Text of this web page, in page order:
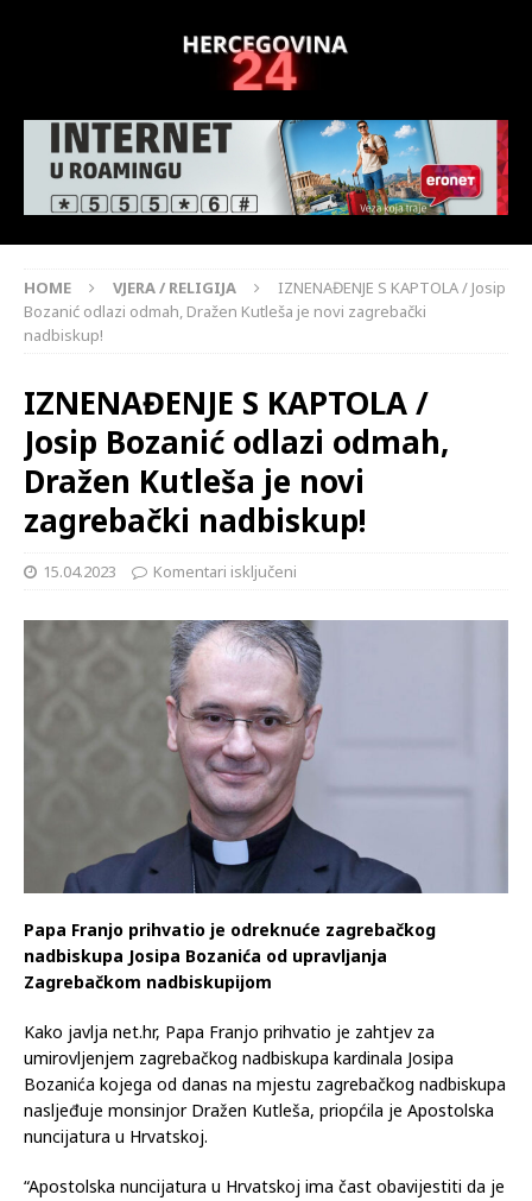
HOME VJERA / RELIGIJA
IZNENAĐENJE S KAPTOLA / Josip
Bozanić odlazi odmah, Dražen Kutleša je novi zagrebački
nadbiskup!
IZNENAĐENJE S KAPTOLA /
Josip Bozanić odlazi odmah,
Dražen Kutleša je novi
zagrebački nadbiskup!
15.04.2023 Komentari isključeni
Papa Franjo prihvatio je odreknuće zagrebačkog
nadbiskupa Josipa Bozanića od upravljanja
Zagrebačkom nadbiskupijom
Kako javlja net.hr, Papa Franjo prihvatio je zahtjev za
umirovljenjem zagrebačkog nadbiskupa kardinala Josipa
Bozanića kojega od danas na mjestu zagrebačkog nadbiskupa
nasljeđuje monsinjor Dražen Kutleša, priopćila je Apostolska
nuncijatura u Hrvatskoj.
“Apostolska nuncijatura u Hrvatskoj ima čast obavijestiti da je